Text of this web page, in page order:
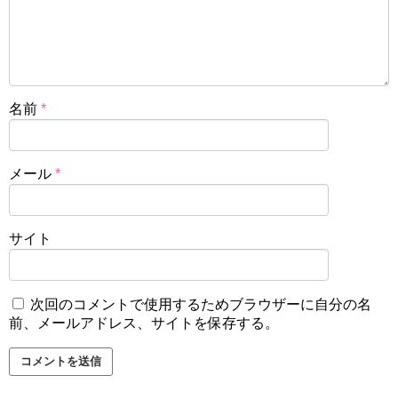
名前 *
メール *
サイト
次回のコメントで使用するためブラウザーに自分の名
前、メールアドレス、サイトを保存する。